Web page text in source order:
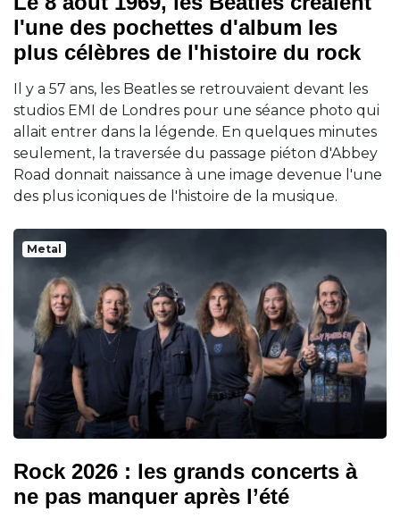
l'une des pochettes d'album les
plus célèbres de l'histoire du rock
Il y a 57 ans, les Beatles se retrouvaient devant les
studios EMI de Londres pour une séance photo qui
allait entrer dans la légende. En quelques minutes
seulement, la traversée du passage piéton d'Abbey
Road donnait naissance à une image devenue l'une
des plus iconiques de l'histoire de la musique.
Metal
Rock 2026 : les grands concerts à
ne pas manquer après l’été